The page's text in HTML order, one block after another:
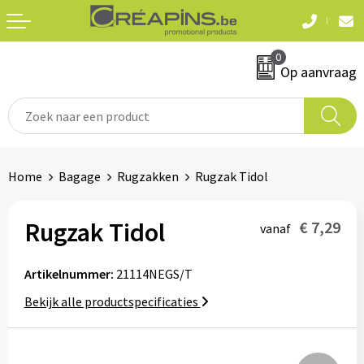
0
Op aanvraag
T-shirts
Sweaters en hoodies
Fleeces
Hemden
Automerken
Snoepgoed
Waterflesjes
Home Bagage Rugzakken Rugzak Tidol
Rugzak Tidol vanaf € 7,29
Artikelnummer: 21114NEGS/T
Bekijk alle productspecificaties